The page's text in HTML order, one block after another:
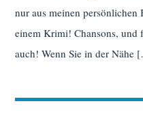
nur aus meinen persönlichen
einem Krimi! Chansons, und
auch! Wenn Sie in der Nähe